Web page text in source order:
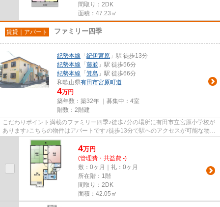
間取り：2DK
面積：47.23㎡
賃貸｜アパート ファミリー四季
紀勢本線 「 紀伊宮原 」駅 徒歩13分
紀勢本線 「 藤並 」駅 徒歩56分
紀勢本線 「 箕島 」駅 徒歩66分
和歌山県有田市宮原町道
4万円
築年数：築32年 ｜募集中： 4室
階数：2階建
こだわりポイント満載のファミリー四季♪徒歩7分の場所に有田市立宮原小学校が
あります♪こちらの物件はアパートです♪徒歩13分で駅へのアクセスが可能な物件
です♪紀勢本線紀伊宮原周辺の...
4万円
(管理費・共益費 -)
敷：0ヶ月｜礼：0ヶ月
所在階：1階
間取り：2DK
面積：42.05㎡